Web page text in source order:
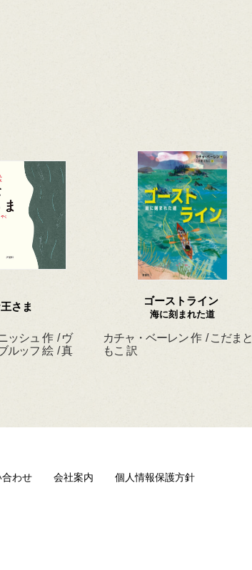
さま
ッシュ 作 / ヴ
ルッフ 絵 / 真
ゴーストライン
海に刻まれた道
カチャ・ベーレン 作 / こだまと
もこ 訳
合わせ 会社案内 個人情報保護方針